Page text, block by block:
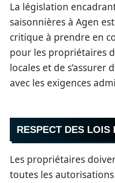
La législation
saisonnières à Agen
critique à prendre en
pour les propriétaires
locales et de s’assurer
avec les exigences
RESPECT DES LOIS
Les propriétaires
toutes les